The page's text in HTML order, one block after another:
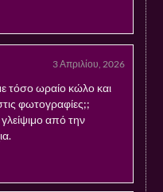
3 Απριλίου, 2026
τόσο ωραίο κώλο και
φωτογραφίες;;
γλείψιμο από την